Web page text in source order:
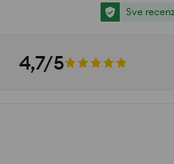
Sve
4,7/5